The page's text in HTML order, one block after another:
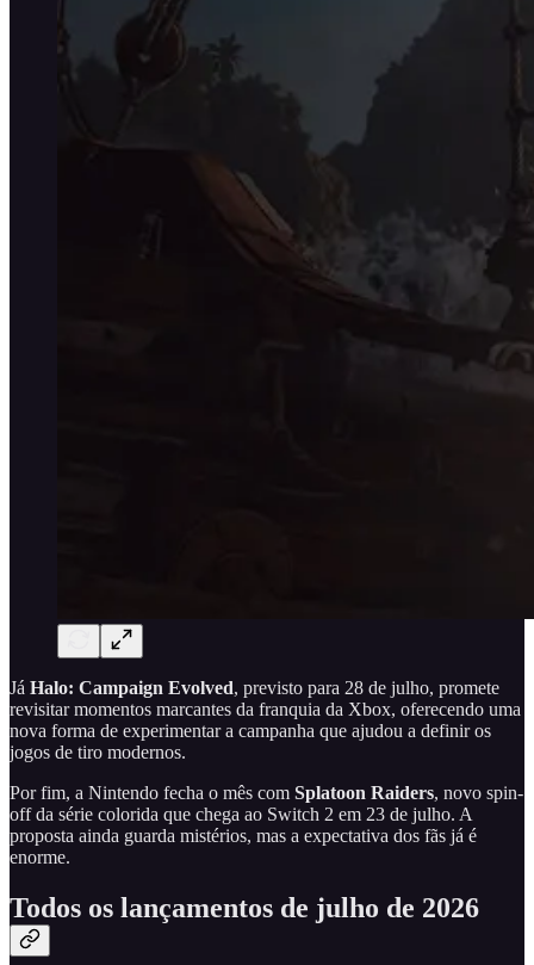
Já Halo: Campaign Evolved, previsto para 28 de julho, promete
revisitar momentos marcantes da franquia da Xbox, oferecendo uma
nova forma de experimentar a campanha que ajudou a definir os
jogos de tiro modernos.
Por fim, a Nintendo fecha o mês com Splatoon Raiders, novo spin-
off da série colorida que chega ao Switch 2 em 23 de julho. A
proposta ainda guarda mistérios, mas a expectativa dos fãs já é
enorme.
Todos os lançamentos de julho de 2026